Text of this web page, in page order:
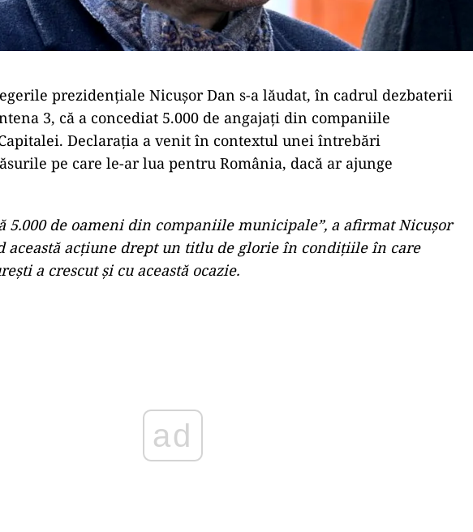
prezidențiale Nicușor Dan s-a lăudat, în cadrul dezbaterii
3, că a concediat 5.000 de angajați din companiile
Declarația a venit în contextul unei întrebări
pe care le-ar lua pentru România, dacă ar ajunge
5.000 de oameni din companiile municipale”, a afirmat Nicușor
această acțiune drept un titlu de glorie în condițiile în care
a crescut și cu această ocazie.